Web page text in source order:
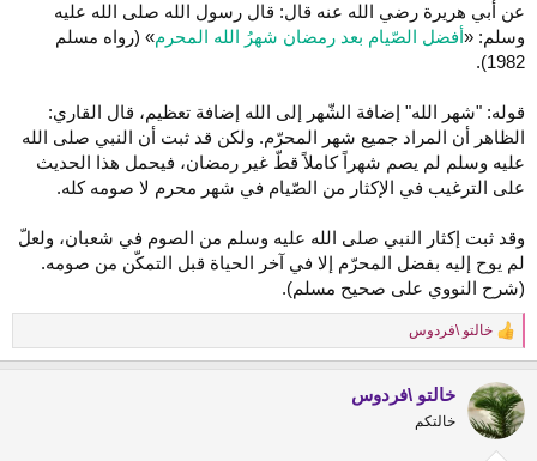
عن أبي هريرة رضي الله عنه قال: قال رسول الله صلى الله عليه
وسلم: «أفضل الصّيام بعد رمضان شهرُ الله المحرم» (رواه مسلم
1982).
قوله: "شهر الله" إضافة الشّهر إلى الله إضافة تعظيم، قال القاري:
الظاهر أن المراد جميع شهر المحرّم. ولكن قد ثبت أن النبي صلى الله
عليه وسلم لم يصم شهراً كاملاً قطّ غير رمضان، فيحمل هذا الحديث
على الترغيب في الإكثار من الصّيام في شهر محرم لا صومه كله.
وقد ثبت إكثار النبي صلى الله عليه وسلم من الصوم في شعبان، ولعلّ
لم يوح إليه بفضل المحرّم إلا في آخر الحياة قبل التمكّن من صومه.
(شرح النووي على صحيح مسلم).
R
e
c
t
i
خالتو \فردوس
خالتو \فردوس
خالتكم